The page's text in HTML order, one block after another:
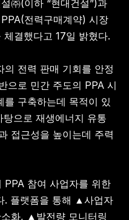
㈜(이하 “현대건설”)과
전력구매계약) 시장
결했다고 17일 밝혔다.
의 전력 판매 기회를 안정
으로 민간 주도의 PPA 시
를 구축하는데 목적이 있
으로 재생에너지 유통
접근성을 높이는데 주력
PPA 참여 사업자를 위한
. 플랫폼을 통해 ▲사업자
화, ▲발전량 모니터링